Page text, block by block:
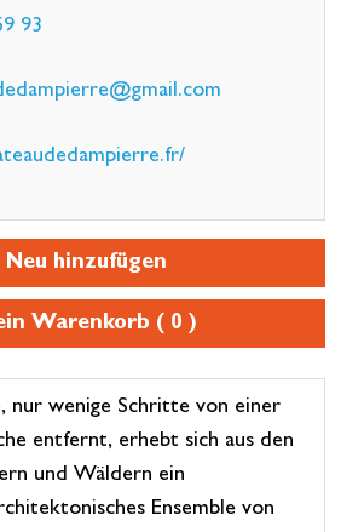
93
Neu hinzufügen
Warenkorb ( 0 )
nur wenige Schritte von einer
entfernt, erhebt sich aus den
und Wäldern ein
Ensemble von